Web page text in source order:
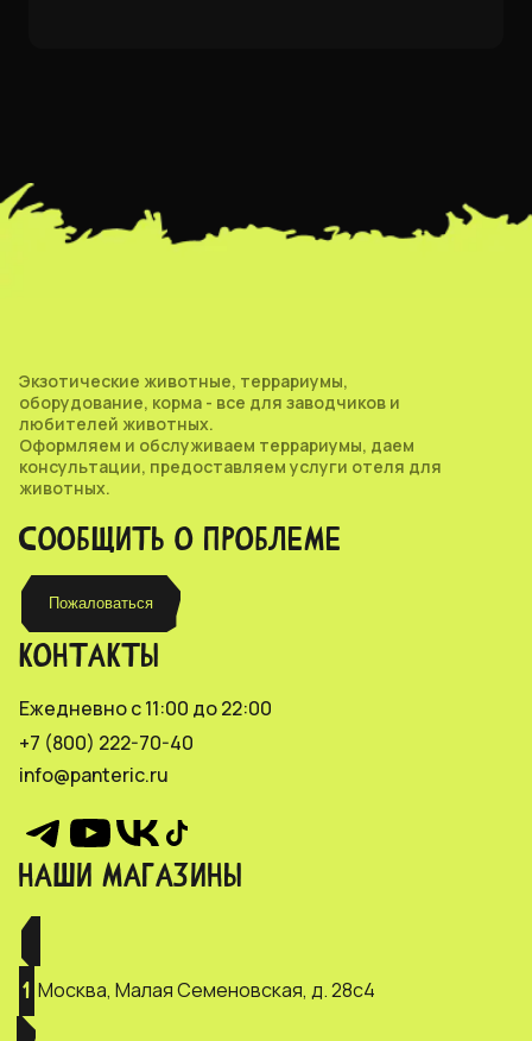
Экзотические животные, террариумы,
оборудование, корма - все для заводчиков и
любителей животных.
Оформляем и обслуживаем террариумы, даем
консультации, предоставляем услуги отеля для
животных.
СООБЩИТЬ О ПРОБЛЕМЕ
Пожаловаться
НАШИ МАГАЗИНЫ
1 Москва, Малая Семеновская, д. 28с4
КОНТАКТЫ
Ежедневно с 11:00 до 22:00
+7 (800) 222-70-40
info@panteric.ru